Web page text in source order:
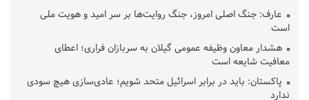
عارف: جنگ اصلی امروز، جنگ روایت‌ها بر سر امید و هویت ملی
است
هشدار معاون وظیفه عمومی گیلان به سربازان فراری؛ اعطای
معافیت شایعه است
پاکستان: باید در برابر اسرائیل متحد شویم؛ عادی‌سازی هیچ سودی
ندارد